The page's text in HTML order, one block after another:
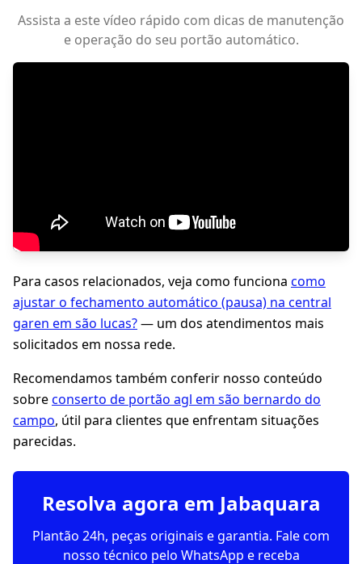
Assista a este vídeo rápido com dicas de manutenção
e operação do seu portão automático.
Para casos relacionados, veja como funciona como
ajustar o fechamento automático (pausa) na central
garen em são lucas?— um dos atendimentos mais
solicitados em nossa rede.
Recomendamos também conferir nosso conteúdo
sobreconserto de portão agl em são bernardo do
campo, útil para clientes que enfrentam situações
parecidas.
Resolva agora em Jabaquara
Plantão 24h, peças originais e garantia. Fale com
nosso técnico pelo WhatsApp e receba